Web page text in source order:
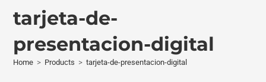
tarjeta-de-
presentacion-digital
Home > Products > tarjeta-de-presentacion-digital